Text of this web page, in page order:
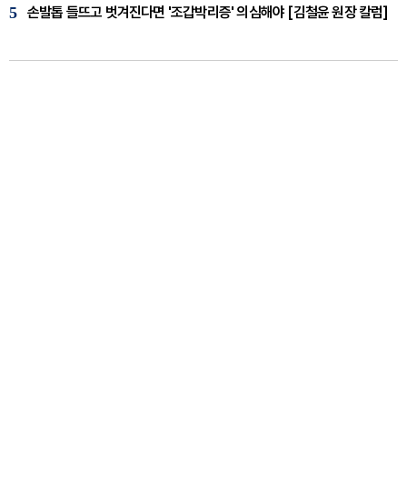
5 손발톱 들뜨고 벗겨진다면 '조갑박리증' 의심해야 [김철윤 원장 칼럼]